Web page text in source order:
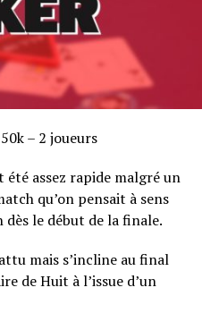
– 2 joueurs
assez rapide malgré un
qu’on pensait à sens
dès le début de la finale.
mais s’incline au final
de Huit à l’issue d’un